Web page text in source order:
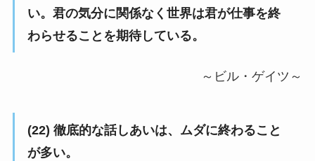
い。君の気分に関係なく世界は君が仕事を終
わらせることを期待している。
～ビル・ゲイツ～
(22) 徹底的な話しあいは、ムダに終わること
が多い。